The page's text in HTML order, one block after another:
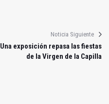
Noticia Siguiente
Una exposición repasa las fiestas
de la Virgen de la Capilla